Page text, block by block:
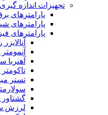
تجهیزات اندازه گیری
پارامترهای
پارامترهای
پارامترهای
آهنربا
تستر
گشتاور
لرزش